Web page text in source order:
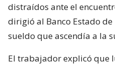
distraídos ante el
dirigió al Banco Estado
sueldo que ascendía a la
El trabajador explicó que